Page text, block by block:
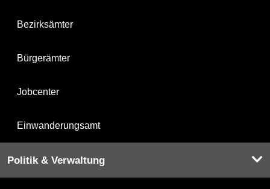
Bezirksämter
Bürgerämter
Jobcenter
Einwanderungsamt
Politik & Verwaltung